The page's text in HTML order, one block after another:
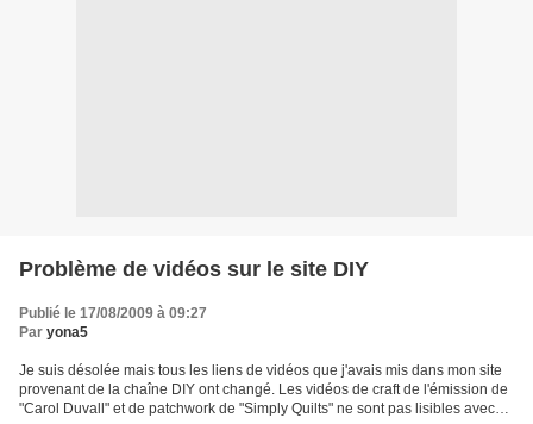
Problème de vidéos sur le site DIY
Publié le 17/08/2009 à 09:27
Par yona5
Je suis désolée mais tous les liens de vidéos que j'avais mis dans mon site
provenant de la chaîne DIY ont changé. Les vidéos de craft de l'émission de
"Carol Duvall" et de patchwork de "Simply Quilts" ne sont pas lisibles avec